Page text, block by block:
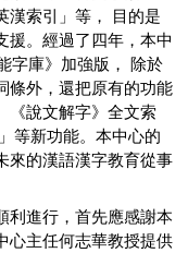
漢索引」等， 目的是
援。經過了四年，本中
字庫》加強版， 除於
條外，還把原有的功能
《說文解字》全文索
等新功能。本中心的
來的漢語漢字教育從事
利進行，首先應感謝本
心主任何志華教授提供